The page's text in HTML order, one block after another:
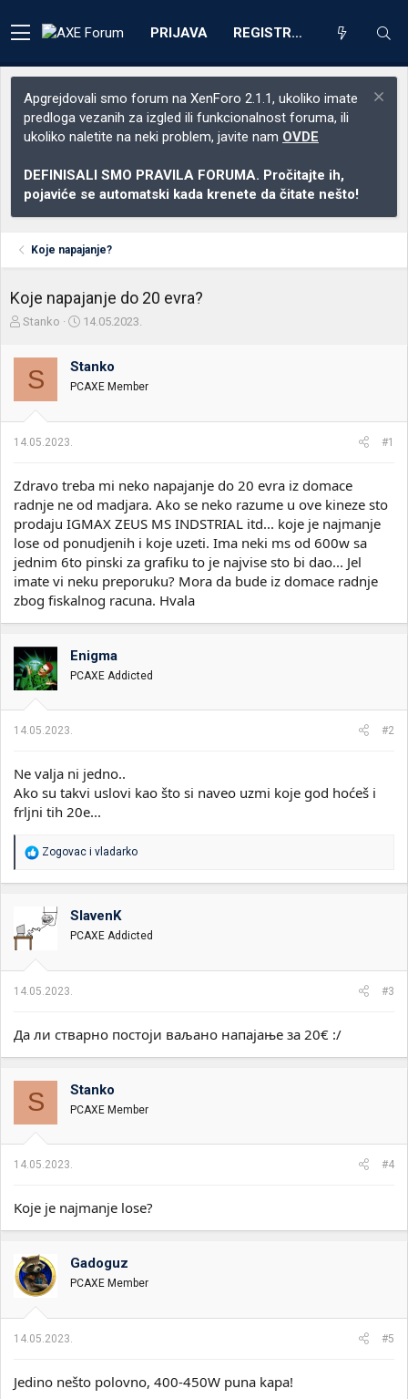
PRIJAVA REGISTRACIJA
Apgrejdovali smo forum na XenForo 2.1.1, ukoliko imate
predloga vezanih za izgled ili funkcionalnost foruma, ili
ukoliko naletite na neki problem, javite nam OVDE
DEFINISALI SMO PRAVILA FORUMA. Pročitajte ih,
pojaviće se automatski kada krenete da čitate nešto!
Koje napajanje?
Koje napajanje do 20 evra?
Z
n
i
k
m
e
Stanko
D
u
m
o
t
a
n
a
14.05.2023.
S Stanko
PCAXE Member
14.05.2023. #1
Zdravo treba mi neko napajanje do 20 evra iz domace
radnje ne od madjara. Ako se neko razume u ove kineze sto
prodaju IGMAX ZEUS MS INDSTRIAL itd... koje je najmanje
lose od ponudjenih i koje uzeti. Ima neki ms od 600w sa
jednim 6to pinski za grafiku to je najvise sto bi dao... Jel
imate vi neku preporuku? Mora da bude iz domace radnje
zbog fiskalnog racuna. Hvala
Enigma
PCAXE Addicted
14.05.2023. #2
Ne valja ni jedno..
Ako su takvi uslovi kao što si naveo uzmi koje god hoćeš i
frljni tih 20e...
R
a
o
v
:
Zogovac i vladarko
SlavenK
PCAXE Addicted
14.05.2023. #3
Да ли стварно постоји ваљано напајање за 20€ :/
S Stanko
PCAXE Member
14.05.2023. #4
Koje je najmanje lose?
Gadoguz
PCAXE Member
14.05.2023. #5
Jedino nešto polovno, 400-450W puna kapa!